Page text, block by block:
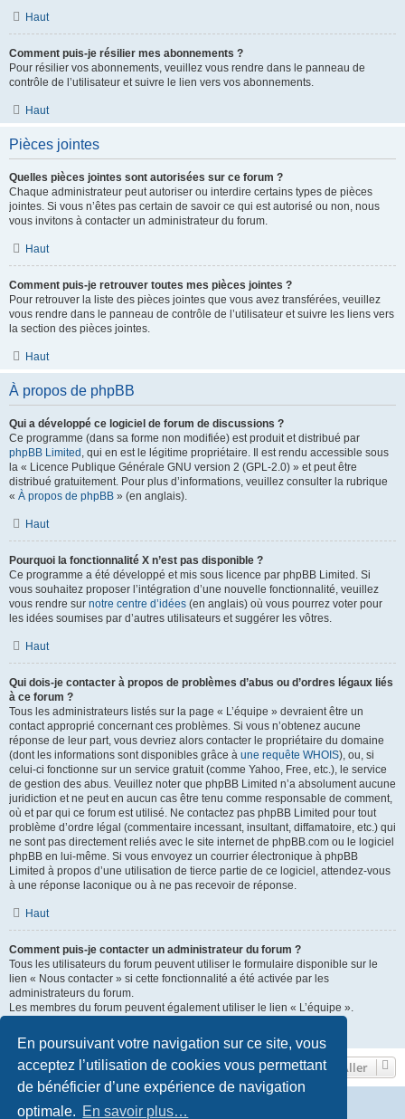
En poursuivant votre navigation sur ce site, vous
acceptez l’utilisation de cookies vous permettant
de bénéficier d’une expérience de navigation
optimale. En savoir plus…
Haut
Comment puis-je résilier mes abonnements ?
Pour résilier vos abonnements, veuillez vous rendre dans le panneau de
contrôle de l’utilisateur et suivre le lien vers vos abonnements.
Haut
Pièces jointes
Quelles pièces jointes sont autorisées sur ce forum ?
Chaque administrateur peut autoriser ou interdire certains types de pièces
jointes. Si vous n’êtes pas certain de savoir ce qui est autorisé ou non, nous
vous invitons à contacter un administrateur du forum.
Haut
Comment puis-je retrouver toutes mes pièces jointes ?
Pour retrouver la liste des pièces jointes que vous avez transférées, veuillez
vous rendre dans le panneau de contrôle de l’utilisateur et suivre les liens vers
la section des pièces jointes.
Haut
À propos de phpBB
Qui a développé ce logiciel de forum de discussions ?
Ce programme (dans sa forme non modifiée) est produit et distribué par
phpBB Limited , qui en est le légitime propriétaire. Il est rendu accessible sous
la « Licence Publique Générale GNU version 2 (GPL-2.0) » et peut être
distribué gratuitement. Pour plus d’informations, veuillez consulter la rubrique
« À propos de phpBB » (en anglais).
Haut
Pourquoi la fonctionnalité X n’est pas disponible ?
Ce programme a été développé et mis sous licence par phpBB Limited. Si
vous souhaitez proposer l’intégration d’une nouvelle fonctionnalité, veuillez
vous rendre sur notre centre d’idées (en anglais) où vous pourrez voter pour
les idées soumises par d’autres utilisateurs et suggérer les vôtres.
Haut
Qui dois-je contacter à propos de problèmes d’abus ou d’ordres légaux liés
à ce forum ?
Tous les administrateurs listés sur la page « L’équipe » devraient être un
contact approprié concernant ces problèmes. Si vous n’obtenez aucune
réponse de leur part, vous devriez alors contacter le propriétaire du domaine
(dont les informations sont disponibles grâce à une requête WHOIS), ou, si
celui-ci fonctionne sur un service gratuit (comme Yahoo, Free, etc.), le service
de gestion des abus. Veuillez noter que phpBB Limited n’a absolument aucune
juridiction et ne peut en aucun cas être tenu comme responsable de comment,
où et par qui ce forum est utilisé. Ne contactez pas phpBB Limited pour tout
problème d’ordre légal (commentaire incessant, insultant, diffamatoire, etc.) qui
ne sont pas directement reliés avec le site internet de phpBB.com ou le logiciel
phpBB en lui-même. Si vous envoyez un courrier électronique à phpBB
Limited à propos d’une utilisation de tierce partie de ce logiciel, attendez-vous
à une réponse laconique ou à ne pas recevoir de réponse.
Haut
Comment puis-je contacter un administrateur du forum ?
Tous les utilisateurs du forum peuvent utiliser le formulaire disponible sur le
lien « Nous contacter » si cette fonctionnalité a été activée par les
administrateurs du forum.
Les membres du forum peuvent également utiliser le lien « L’équipe ».
Haut
Aller